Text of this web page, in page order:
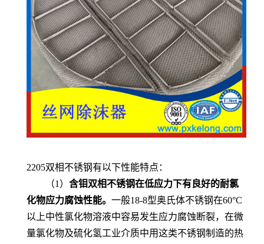
2205双相不锈钢有以下性能特点：
（1） 含钼双相不锈钢在低应力下有良好的耐氯
化物应力腐蚀性能。 一般18-8型奥氏体不锈钢在60°C
以上中性氯化物溶液中容易发生应力腐蚀断裂，在微
量氯化物及硫化氢工业介质中用这类不锈钢制造的热